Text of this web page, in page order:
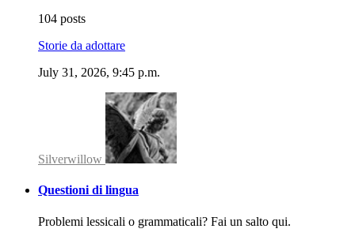
104 posts
Storie da adottare
July 31, 2026, 9:45 p.m.
Silverwillow
Questioni di lingua
Problemi lessicali o grammaticali? Fai un salto qui.